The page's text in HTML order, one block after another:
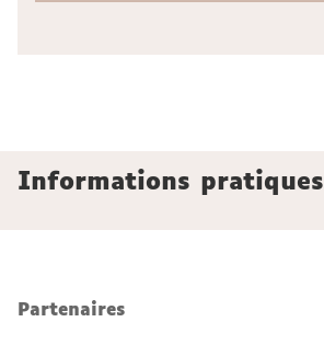
Informations pratiques
Partenaires